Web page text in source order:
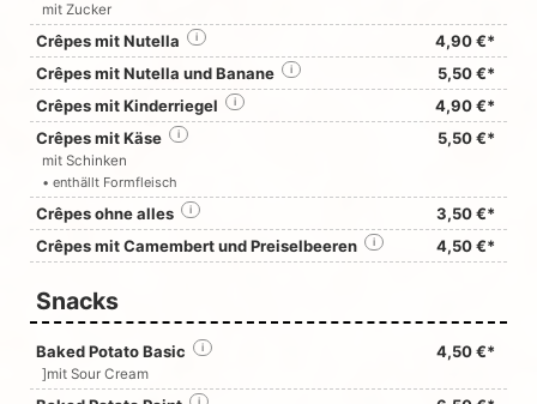
mit Zucker
Crêpes mit Nutella 4,90 €*
i
Crêpes mit Nutella und Banane 5,50 €*
i
Crêpes mit Kinderriegel 4,90 €*
i
Crêpes mit Käse 5,50 €*
i
mit Schinken
• enthällt Formfleisch
Crêpes ohne alles 3,50 €*
i
Crêpes mit Camembert und Preiselbeeren 4,50 €*
i
Snacks
Baked Potato Basic 4,50 €*
i
]mit Sour Cream